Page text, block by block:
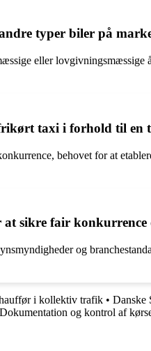
typer biler på
eller
taxi i forhold til en
behovet for at
sikre fair konkurrence
og
i kollektiv trafik • Danske
Dokumentation og kontrol af